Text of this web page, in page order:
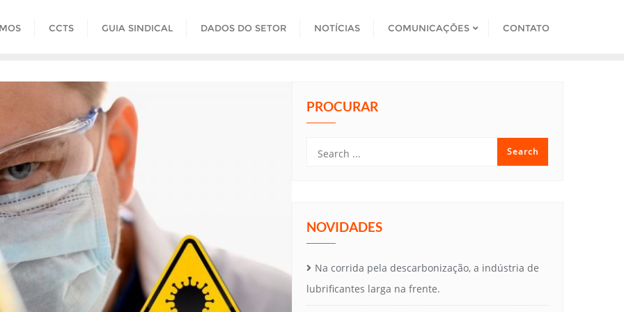
CCTS GUIA SINDICAL DADOS DO SETOR NOTÍCIAS COMUNICAÇÕES CONTATO
PROCURAR
NOVIDADES
Na corrida pela descarbonização, a indústria de
lubrificantes larga na frente.